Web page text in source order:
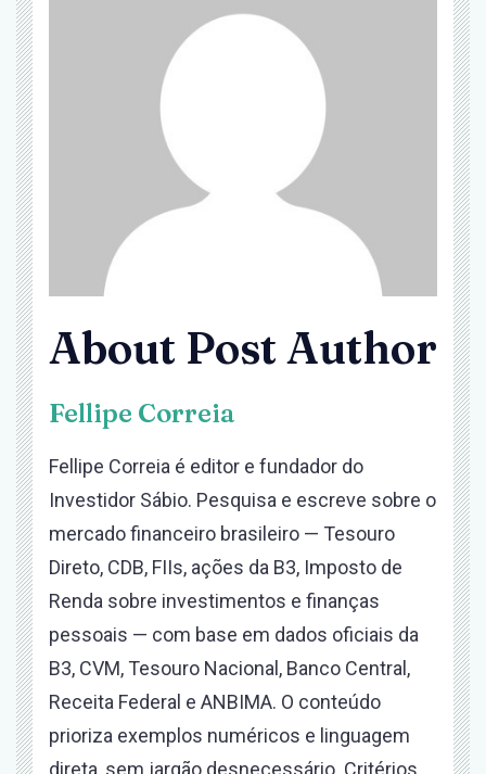
About Post Author
Fellipe Correia
Fellipe Correia é editor e fundador do
Investidor Sábio. Pesquisa e escreve sobre o
mercado financeiro brasileiro — Tesouro
Direto, CDB, FIIs, ações da B3, Imposto de
Renda sobre investimentos e finanças
pessoais — com base em dados oficiais da
B3, CVM, Tesouro Nacional, Banco Central,
Receita Federal e ANBIMA. O conteúdo
prioriza exemplos numéricos e linguagem
direta, sem jargão desnecessário. Critérios